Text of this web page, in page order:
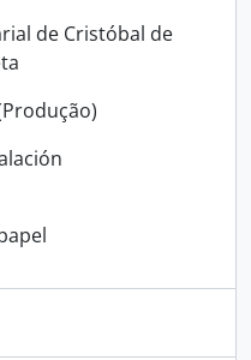
Alonso y HERRERA, Juan
Diego
García
y LÓPEZ DE ARRIETA, Juan
Juan y MANUEL, Francisco
Diego
Juan
Francisco
de Cristóbal de